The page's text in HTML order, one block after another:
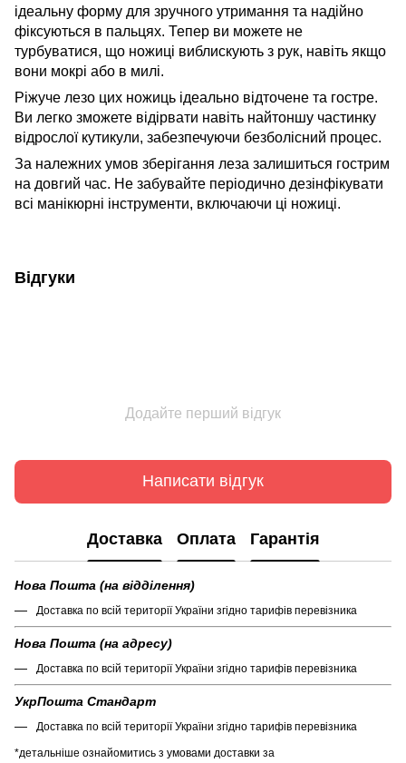
ідеальну форму для зручного утримання та надійно
фіксуються в пальцях. Тепер ви можете не
турбуватися, що ножиці виблискують з рук, навіть якщо
вони мокрі або в милі.
Ріжуче лезо цих ножиць ідеально відточене та гостре.
Ви легко зможете відірвати навіть найтоншу частинку
відрослої кутикули, забезпечуючи безболісний процес.
За належних умов зберігання леза залишиться гострим
на довгий час. Не забувайте періодично дезінфікувати
всі манікюрні інструменти, включаючи ці ножиці.
Відгуки
Додайте перший відгук
Написати відгук
Доставка Оплата Гарантія
Нова Пошта (на відділення)
Доставка по всій території України згідно тарифів перевізника
Нова Пошта (на адресу)
Доставка по всій території України згідно тарифів перевізника
УкрПошта Стандарт
Доставка по всій території України згідно тарифів перевізника
*детальніше ознайомитись з умовами доставки за